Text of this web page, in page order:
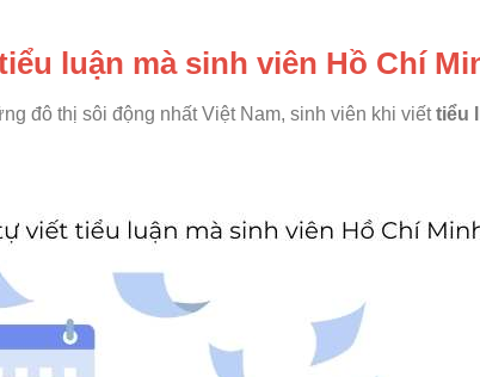
luận mà sinh viên Hồ Chí
đô thị sôi động nhất Việt Nam, sinh viên khi viếttiểu